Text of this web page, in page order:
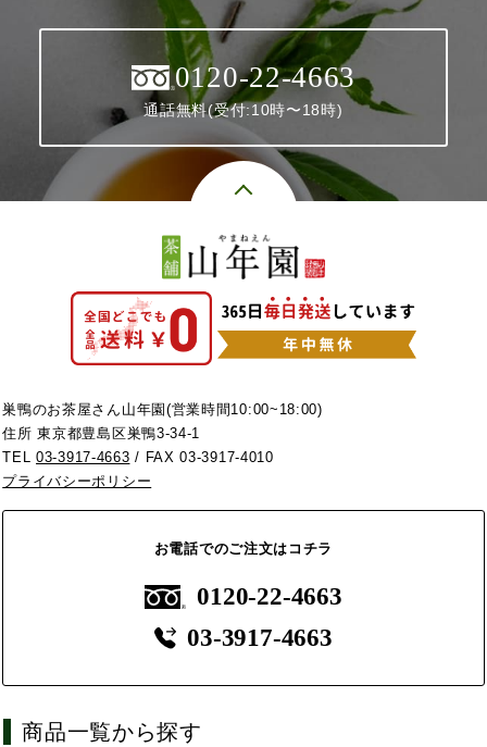
0120-22-4663
通話無料(受付:10時〜18時)
巣鴨のお茶屋さん山年園(営業時間10:00~18:00)
住所 東京都豊島区巣鴨3-34-1
TEL03-3917-4663 / FAX 03-3917-4010
プライバシーポリシー
お電話でのご注文はコチラ
0120-22-4663
03-3917-4663
商品一覧から探す